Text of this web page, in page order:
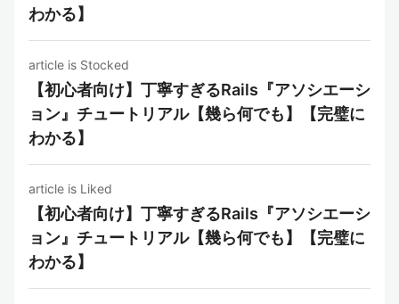
わかる】
article is Stocked
【初心者向け】丁寧すぎるRails『アソシエーシ
ョン』チュートリアル【幾ら何でも】【完璧に
わかる】
article is Liked
【初心者向け】丁寧すぎるRails『アソシエーシ
ョン』チュートリアル【幾ら何でも】【完璧に
わかる】